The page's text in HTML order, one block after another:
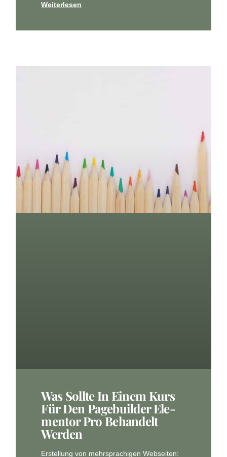
Weiterlesen
Was Soll­te In Einem Kurs
Für Den Page­buil­der Ele­
Men­tor Pro Behan­delt
Werden
Erstel­lung von mehr­spra­chi­gen Web­sei­ten: